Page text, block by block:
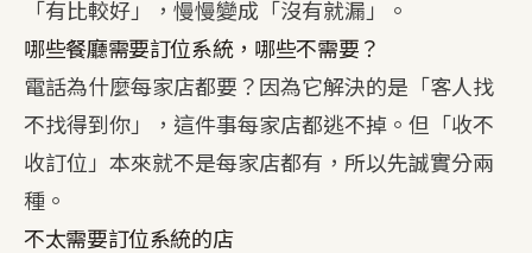
「有比較好」，慢慢變成「沒有就漏」。
哪些餐廳需要訂位系統，哪些不需要？
電話為什麼每家店都要？因為它解決的是「客人找
不找得到你」，這件事每家店都逃不掉。但「收不
收訂位」本來就不是每家店都有，所以先誠實分兩
種。
不太需要訂位系統的店